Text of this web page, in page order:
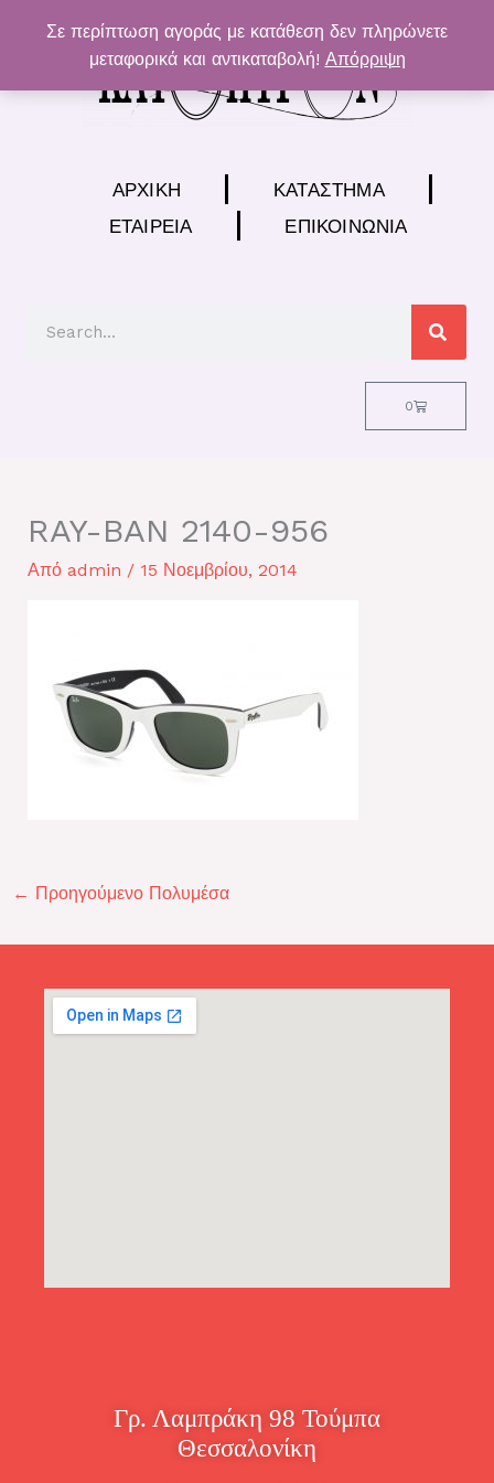
Σε περίπτωση αγοράς με κατάθεση δεν πληρώνετε
μεταφορικά και αντικαταβολή! Απόρριψη
περιεχόμενο
ΑΡΧΙΚΉ
ΚΑΤΆΣΤΗΜΑ
ΕΤΑΙΡΕΊΑ
ΕΠΙΚΟΙΝΩΝΊΑ
0
Cart
RAY-BAN 2140-956
Από admin / 15 Νοεμβρίου, 2014
← Προηγούμενο Πολυμέσα
Γρ. Λαμπράκη 98 Τούμπα
Θεσσαλονίκη